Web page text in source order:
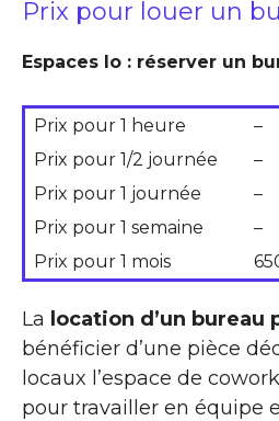
Prix pour louer un
Espaces Io : réserver un
Prix pour 1 heure
–
Prix pour 1/2 journée
–
Prix pour 1 journée
–
Prix pour 1 semaine
–
Prix pour 1 mois
La location d’un bureau
bénéficier d’une pièce
locaux l’espace de
pour travailler en équipe